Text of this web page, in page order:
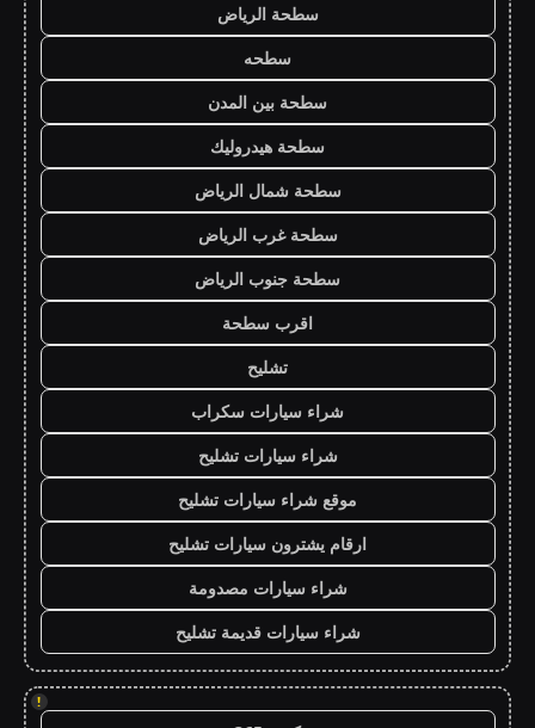
سطحة الرياض
سطحه
سطحة بين المدن
سطحة هيدروليك
سطحة شمال الرياض
سطحة غرب الرياض
سطحة جنوب الرياض
اقرب سطحة
تشليح
شراء سيارات سكراب
شراء سيارات تشليح
موقع شراء سيارات تشليح
ارقام يشترون سيارات تشليح
شراء سيارات مصدومة
شراء سيارات قديمة تشليح
!